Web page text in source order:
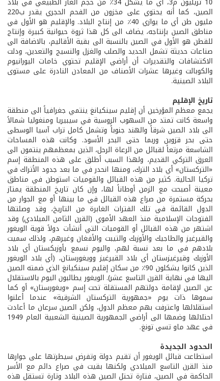
الصين، كما أنه يحتوي على مخزون من الفحم الحجري يقدر ب220
مليون طن أي ما يوازي 40٪ من إنتاج البلاد. والإقليم هو الأول في
مناطق الصين بإنتاجه، يضاف الى كل هذا ثروة حيوانية كبيرة وإنتاج
للقطن هو الأول في الصين بالنسبة الى بقية الأقاليم، بالاضافة الى
صناعات حديثة تشمل الحديد والصلب والغزل والنسيج والتعدين، ودلت
الاكتشافات والتقديرات أن أراضي الإقليم تحتوي خامات اليورانيوم
والكوبالت وغيرها عشرات الأصناف من المعادن النادرة على مستوى
البلاد الصينية.
تاريخ الإقليم
يجمع معظم المؤرخين أن إقليم سينكيانغ ينتمي جغرافياً الى منطقة
واسعة كانت تمتد من السهوب الروسية في سيبيريا ومنغوليا شمالاً
الى بلاد الصين شرقاً والهند جنوباً وتشمل كامل تراب آسيا الوسطى
حتى بحر قزوين وربما حتى البحر الأسود. وكانت هذه المساحات
الشاسعة مرتعاً لقبائل من الرعاة الرحل، الذين بمعظمهم ينتمون الى
العرق التركي القديم، ولهذا السبب أطلق على هذه المنطقة إسم
«التركستان» أي بلاد الترك، ومنها انحدر في ما بعد جدود الأتراك في
تركيا الحالية. كثير من هذه القبائل والقوميات استوطن في مناطق
معينة أصبحت مع الزمن أوطاناً لها، وإن كان تاريخ المنطقة يمتاز
بحركة مستمرة من صراع هذه القبائل في ما بينها أو مع الجوار من
الدول القائمة في تلك الفترات الغابرة من التاريخ، وقد وصلتها
الفتوحات الإسلامية منذ العهد الأموي (القرن الثامن الميلادي) وقد
اشتهر من هذه القبائل أو القوميات التي أنشأت دولاً قوية الويغور
والقيرغيز والطاجيك والأوزبك والتيبت والأفغان وغيرهم، ولذلك سميت
بلادهم في ما بعد نسبة لهم، واليوم نسمع بأوزبكستان أي بلاد
الأوزبك وقيرغيزستان أي بلاد القيرغيز وويغورستان، (أي بلاد الويغور
الذين كانوا يشكلون 90٪ من سكان إقليم سينكيانغ الذي ضمته الصين
اليها في نهاية القرن التاسع عشر). الويغور يطالبون اليوم بالاستقلال
عن الصين لإقامة دولتهم المستقلة تحت إسم «ويغورستان» أو كما
سموها ذات يوم «جمهورية التركستان الشرقية» عندما أعلنوا
استقلالها واعترفت بهم معظم الدول، ولكن الصين سرعان ما أعادت
احتلالها وضمها الى أراضي الجمهورية الصينية الشعبية العام 1949
في عهد ماو تسي تونغ.
الحدود الجديدة
استطاعت قبائل الويغور أن تقيم دولة وتفرض سيطرتها على جوارها
منذ القرن التاسع الميلادي ولكنها بقيت في صراع دائم مع الأسر
الحاكمة في الصين، فتارة تحتل الصين هذه البلاد وتارة تستقل هذه